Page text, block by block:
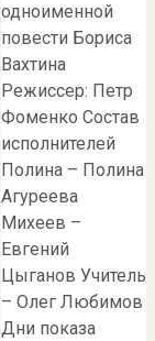
одноименной
повести Бориса
Вахтина
Режиссер: Петр
Фоменко Состав
исполнителей
Полина – Полина
Агуреева
Михеев –
Евгений
Цыганов Учитель
– Олег Любимов
Дни показа